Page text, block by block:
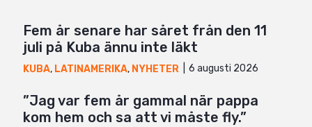
Fem år senare har såret från den 11
juli på Kuba ännu inte läkt
KUBA, LATINAMERIKA, NYHETER 6 augusti 2026
”Jag var fem år gammal när pappa
kom hem och sa att vi måste fly.”